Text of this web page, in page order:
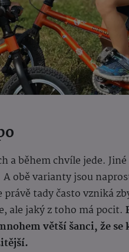
a během chvíle jede.
obě varianty jsou
tady často vzniká
ale jaký z toho má pocit.
větší šanci, že